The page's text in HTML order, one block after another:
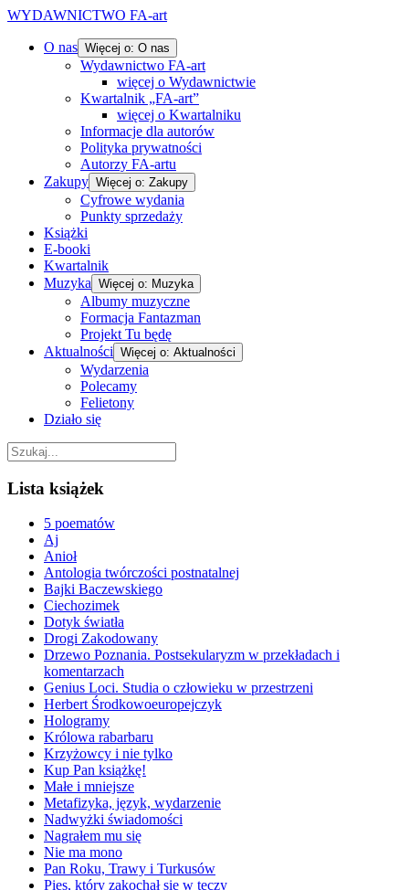
WYDAWNICTWO FA-art
O nas Więcej o: O nas
Wydawnictwo FA-art
więcej o Wydawnictwie
Kwartalnik „FA-art”
więcej o Kwartalniku
Informacje dla autorów
Polityka prywatności
Autorzy FA-artu
Zakupy Więcej o: Zakupy
Cyfrowe wydania
Punkty sprzedaży
Książki
E-booki
Kwartalnik
Muzyka Więcej o: Muzyka
Albumy muzyczne
Formacja Fantazman
Projekt Tu będę
Aktualności Więcej o: Aktualności
Wydarzenia
Polecamy
Felietony
Działo się
Lista książek
5 poematów
Aj
Anioł
Antologia twórczości postnatalnej
Bajki Baczewskiego
Ciechozimek
Dotyk światła
Drogi Zakodowany
Drzewo Poznania. Postsekularyzm w przekładach i
komentarzach
Genius Loci. Studia o człowieku w przestrzeni
Herbert Środkowoeuropejczyk
Hologramy
Królowa rabarbaru
Krzyżowcy i nie tylko
Kup Pan książkę!
Małe i mniejsze
Metafizyka, język, wydarzenie
Nadwyżki świadomości
Nagrałem mu się
Nie ma mono
Pan Roku, Trawy i Turkusów
Pies, który zakochał się w tęczy